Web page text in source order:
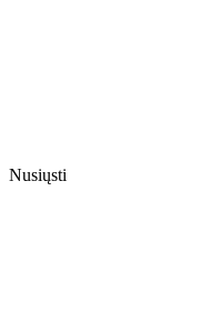
Nusiųsti